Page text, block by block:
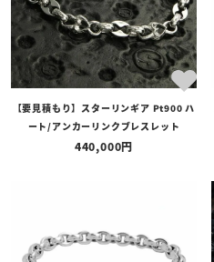
【要見積もり】スターリンギア Pt900 ハ
ート/アンカーリンクブレスレット
440,000